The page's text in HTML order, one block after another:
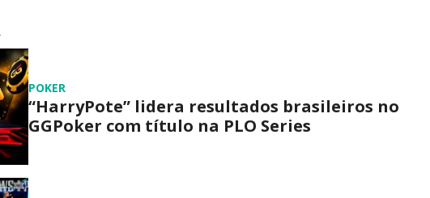
POKER
“HarryPote” lidera resultados brasileiros no
GGPoker com título na PLO Series